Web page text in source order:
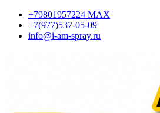
+79801957224 МАХ
+7(977)537-05-09
info@i-am-spray.ru